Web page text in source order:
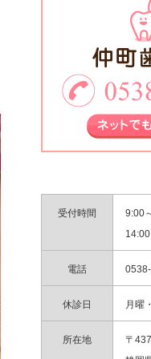
受付時間
9:00
電話
休診日 月曜
所在地
〒